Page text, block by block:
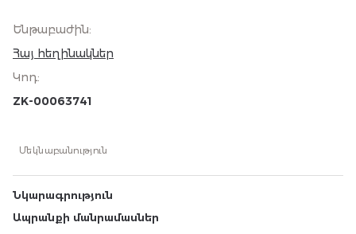
Ենթաբաժին:
Հայ հեղինակներ
Կոդ:
ZK-00063741
Մեկնաբանություն
Նկարագրություն
Ապրանքի մանրամասներ